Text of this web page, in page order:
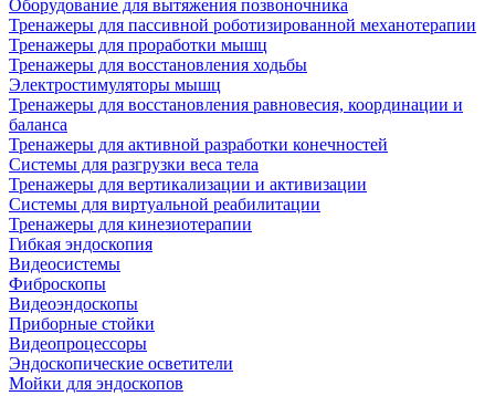
Оборудование для вытяжения позвоночника
Тренажеры для пассивной роботизированной механотерапии
Тренажеры для проработки мышц
Тренажеры для восстановления ходьбы
Электростимуляторы мышц
Тренажеры для восстановления равновесия, координации и
баланса
Тренажеры для активной разработки конечностей
Системы для разгрузки веса тела
Тренажеры для вертикализации и активизации
Системы для виртуальной реабилитации
Тренажеры для кинезиотерапии
Гибкая эндоскопия
Видеосистемы
Фиброскопы
Видеоэндоскопы
Приборные стойки
Видеопроцессоры
Эндоскопические осветители
Мойки для эндоскопов